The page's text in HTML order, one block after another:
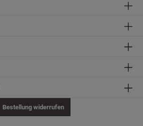
Bestellung widerrufen